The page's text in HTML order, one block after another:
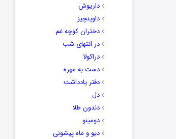
داریوش
داوینچیز
دختران کوچه غم
در انتهای شب
دراکولا
دست به مهره
دفتر یادداشت
دل
دندون طلا
دومینو
دیو و ماه پیشونی